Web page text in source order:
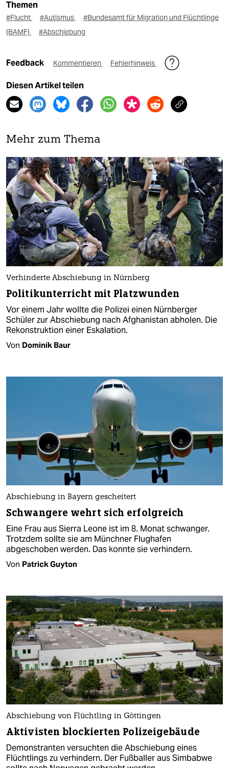
Themen
#Flucht #Autismus
#Bundesamt für Migration und Flüchtlinge
(BAMF)
#Abschiebung
Feedback Kommentieren Fehlerhinweis
Diesen Artikel teilen
Mehr zum Thema
Verhinderte Abschiebung in Nürnberg
Politikunterricht mit Platzwunden
Vor einem Jahr wollte die Polizei einen Nürnberger
Schüler zur Abschiebung nach Afghanistan abholen. Die
Rekonstruktion einer Eskalation.
Von Dominik Baur
Abschiebung in Bayern gescheitert
Schwangere wehrt sich erfolgreich
Eine Frau aus Sierra Leone ist im 8. Monat schwanger.
Trotzdem sollte sie am Münchner Flughafen
abgeschoben werden. Das konnte sie verhindern.
Von Patrick Guyton
Abschiebung von Flüchtling in Göttingen
Aktivisten blockierten Polizeigebäude
Demonstranten versuchten die Abschiebung eines
Flüchtlings zu verhindern. Der Fußballer aus Simbabwe